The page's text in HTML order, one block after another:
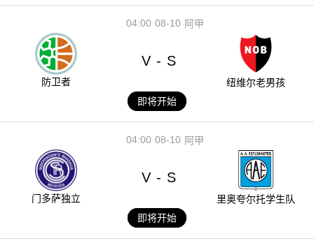
08-10
04:00 阿甲
防卫者
V - S
纽维尔老男孩
即将开始
08-10
04:00 阿甲
门多萨独立
V - S
里奥夸尔托学生队
即将开始